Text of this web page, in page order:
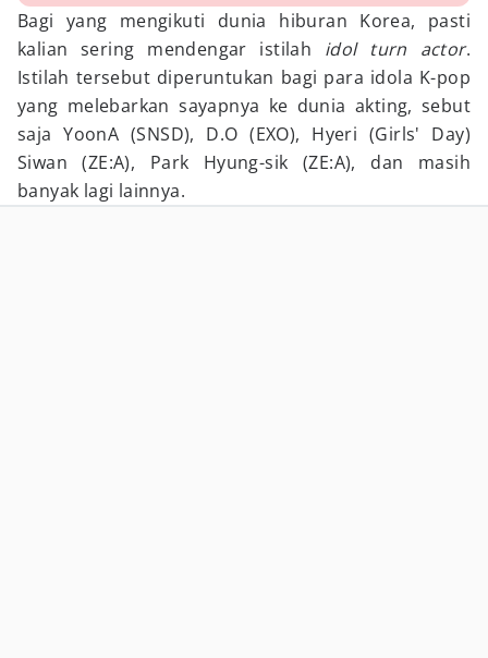
Bagi yang mengikuti dunia hiburan Korea, pasti
kalian sering mendengar istilah idol turn actor.
Istilah tersebut diperuntukan bagi para idola K-pop
yang melebarkan sayapnya ke dunia akting, sebut
saja YoonA (SNSD), D.O (EXO), Hyeri (Girls' Day)
Siwan (ZE:A), Park Hyung-sik (ZE:A), dan masih
banyak lagi lainnya.